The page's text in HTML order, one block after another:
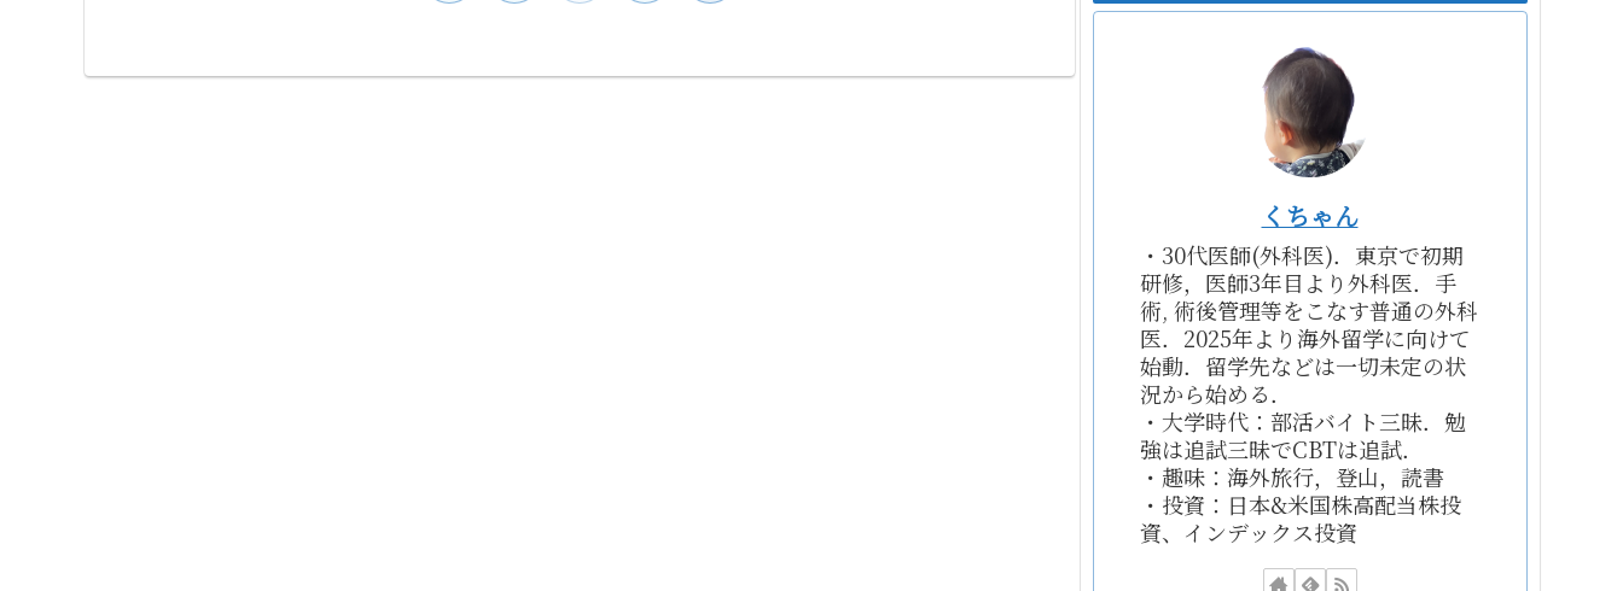
くちゃん
・30代医師(外科医)．東京で初期
研修，医師3年目より外科医．手
術, 術後管理等をこなす普通の外科
医．2025年より海外留学に向けて
始動．留学先などは一切未定の状
況から始める．
・大学時代：部活バイト三昧．勉
強は追試三昧でCBTは追試．
・趣味：海外旅行，登山，読書
・投資：日本&米国株高配当株投
資、インデックス投資